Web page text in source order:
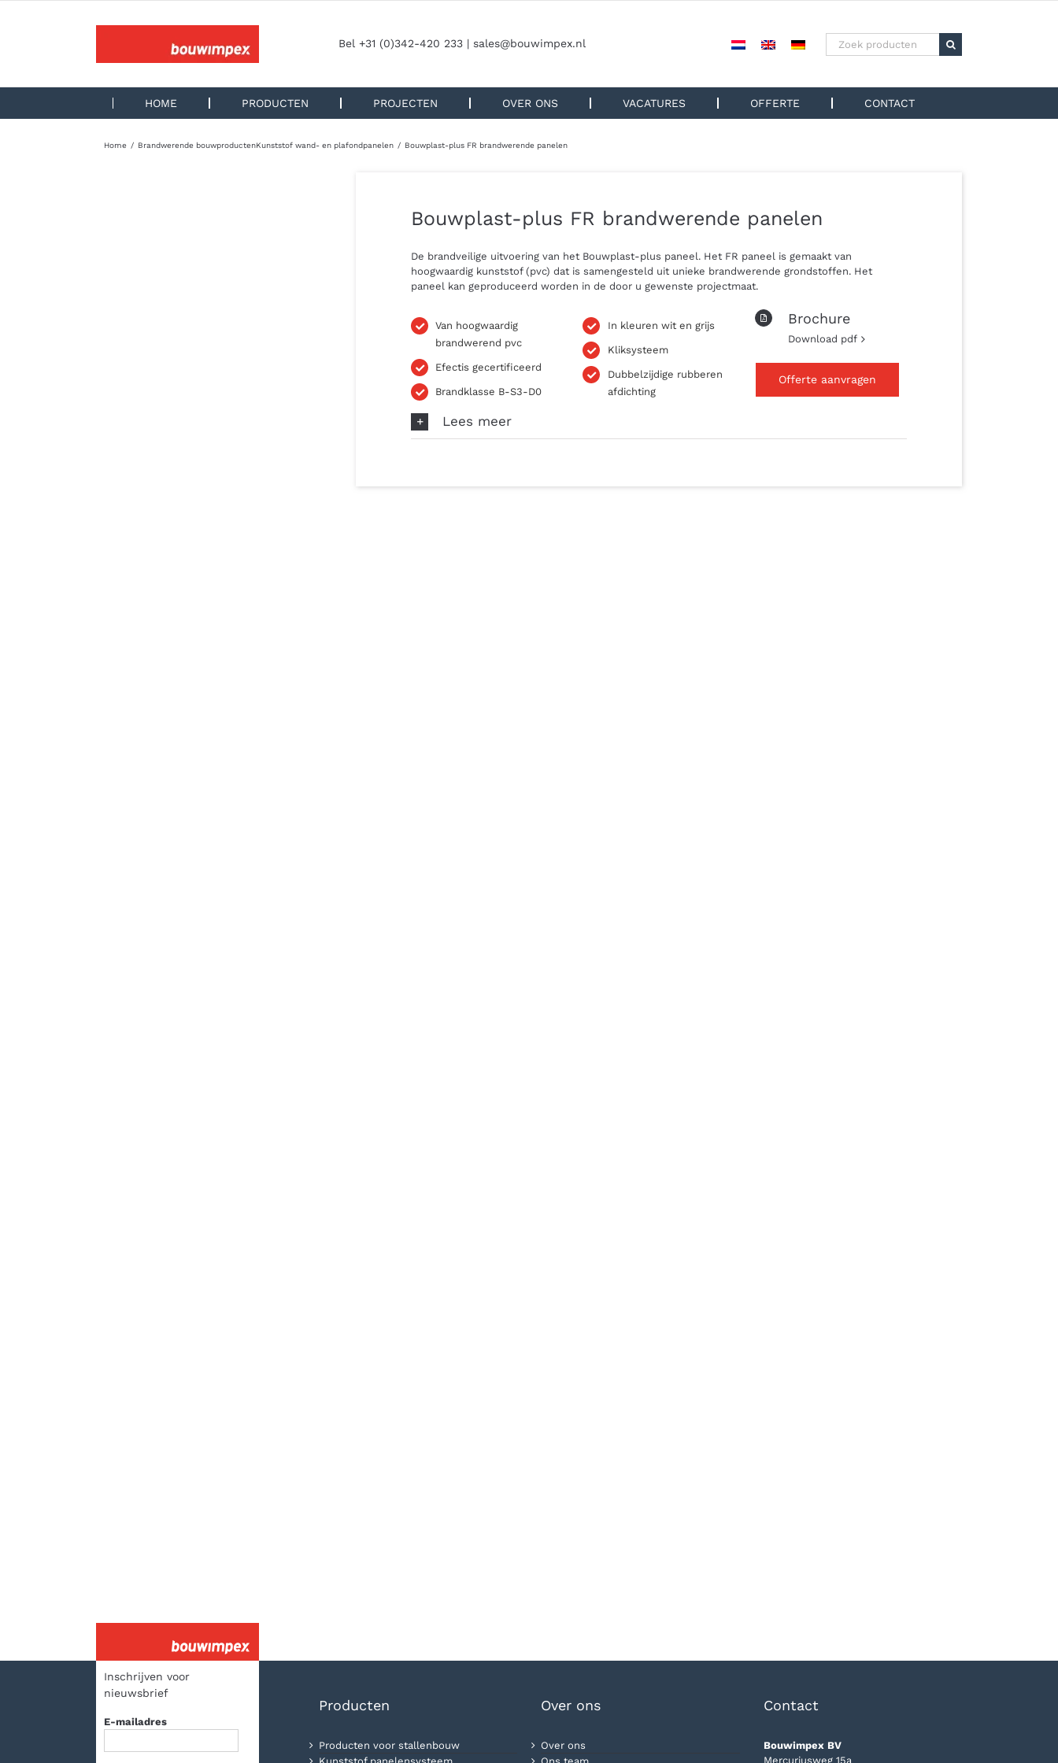
Bel +31 (0)342-420 233 | sales@bouwimpex.nl
Zoeken
naar:
HOME PRODUCTEN PROJECTEN OVER ONS VACATURES OFFERTE CONTACT
Home Brandwerende bouwproductenKunststof wand- en plafondpanelen Bouwplast-plus FR brandwerende panelen
Bouwplast-plus FR brandwerende panelen
De brandveilige uitvoering van het Bouwplast-plus paneel. Het FR paneel is gemaakt van
hoogwaardig kunststof (pvc) dat is samengesteld uit unieke brandwerende grondstoffen. Het
paneel kan geproduceerd worden in de door u gewenste projectmaat.
Van hoogwaardig
brandwerend pvc
Efectis gecertificeerd
Brandklasse B-S3-D0
In kleuren wit en grijs
Kliksysteem
Dubbelzijdige rubberen
afdichting
Brochure
Download pdf
Offerte aanvragen
Lees meer
Inschrijven voor
nieuwsbrief
E-mailadres
Producten
Producten voor stallenbouw
Over ons
Over ons
Contact
Bouwimpex BV
Mercuriusweg 15a